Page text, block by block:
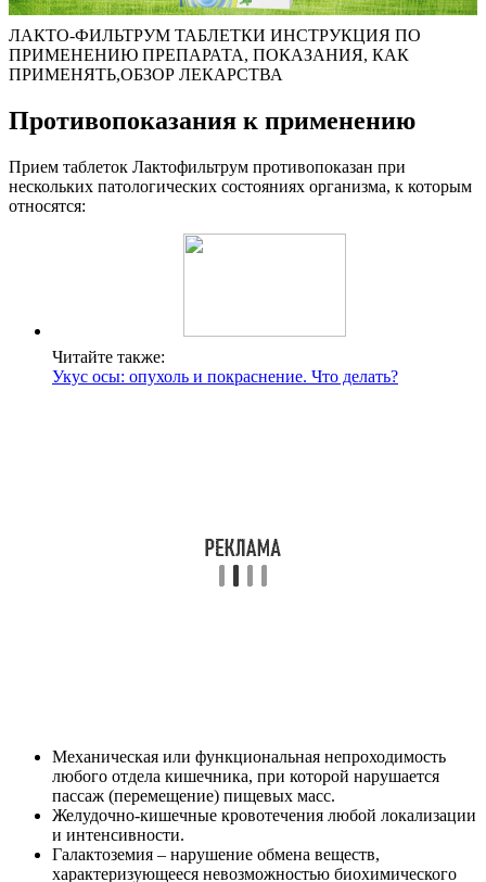
ЛАКТО-ФИЛЬТРУМ ТАБЛЕТКИ ИНСТРУКЦИЯ ПО
ПРИМЕНЕНИЮ ПРЕПАРАТА, ПОКАЗАНИЯ, КАК
ПРИМЕНЯТЬ,ОБЗОР ЛЕКАРСТВА
Противопоказания к применению
Прием таблеток Лактофильтрум противопоказан при
нескольких патологических состояниях организма, к которым
относятся:
Читайте также:
Укус осы: опухоль и покраснение. Что делать?
Механическая или функциональная непроходимость
любого отдела кишечника, при которой нарушается
пассаж (перемещение) пищевых масс.
Желудочно-кишечные кровотечения любой локализации
и интенсивности.
Галактоземия – нарушение обмена веществ,
характеризующееся невозможностью биохимического